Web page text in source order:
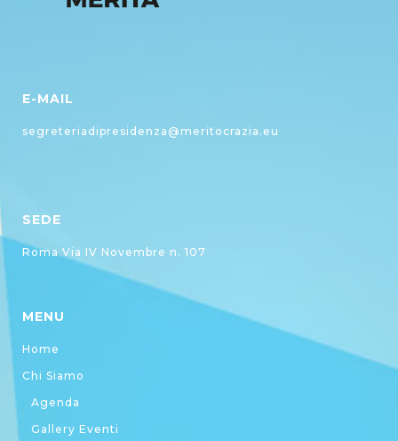
E-MAIL
segreteriadipresidenza@meritocrazia.eu
SEDE
Roma Via IV Novembre n. 107
MENU
Home
Chi Siamo
Agenda
Gallery Eventi